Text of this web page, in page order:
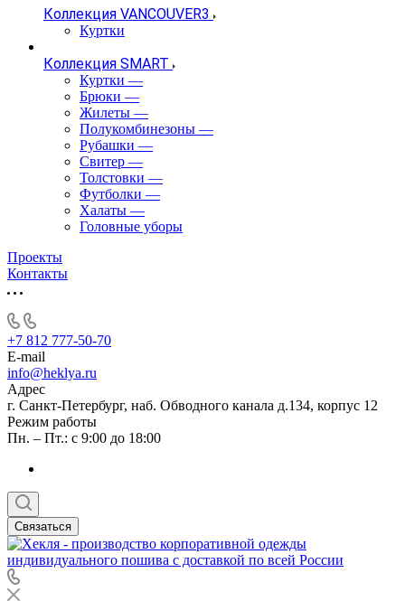
Коллекция VANCOUVER3
Куртки
Коллекция SMART
Куртки —
Брюки —
Жилеты —
Полукомбинезоны —
Рубашки —
Свитер —
Толстовки —
Футболки —
Халаты —
Головные уборы
Проекты
Контакты
+7 812 777-50-70
E-mail
info@heklya.ru
Адрес
г. Санкт-Петербург, наб. Обводного канала д.134, корпус 12
Режим работы
Пн. – Пт.: с 9:00 до 18:00
Связаться